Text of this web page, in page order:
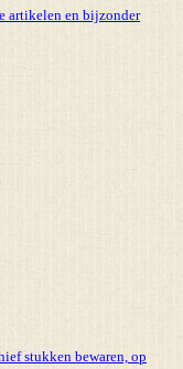
artikelen en bijzonder
stukken bewaren, op